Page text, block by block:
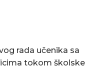
rada učenika sa
tokom školske